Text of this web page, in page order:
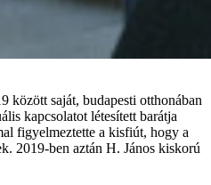
között saját, budapesti otthonában
kapcsolatot létesített barátja
figyelmeztette a kisfiút, hogy a
2019-ben aztán H. János kiskorú